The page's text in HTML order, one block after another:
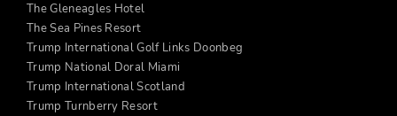
The Gleneagles Hotel
The Sea Pines Resort
Trump International Golf Links Doonbeg
Trump National Doral Miami
Trump International Scotland
Trump Turnberry Resort